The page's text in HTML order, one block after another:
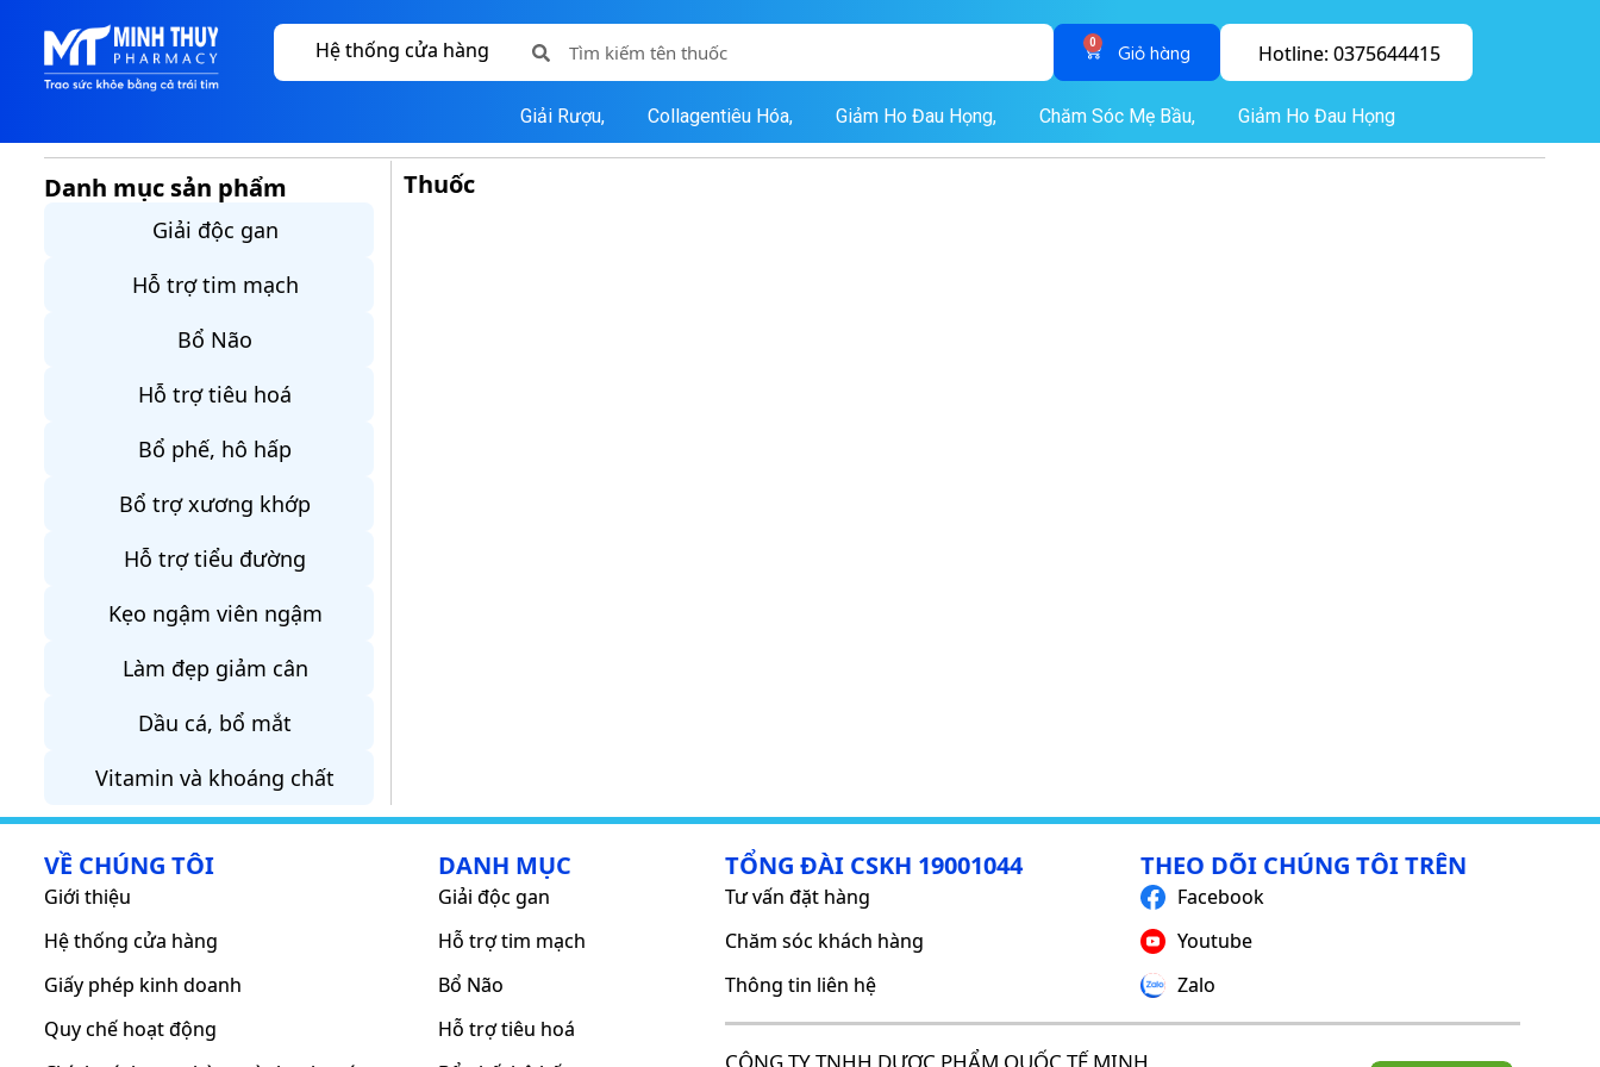
Hệ thống cửa hàng 0 Hotline: 0375644415
Giải Rượu, Collagentiêu Hóa, Giảm Ho Đau Họng, Chăm Sóc Mẹ Bầu, Giảm Ho Đau Họng
Danh mục sản phẩm
Giải độc gan
Hỗ trợ tim mạch
Bổ Não
Hỗ trợ tiêu hoá
Bổ phế, hô hấp
Bổ trợ xương khớp
Hỗ trợ tiểu đường
Kẹo ngậm viên ngậm
Làm đẹp giảm cân
Dầu cá, bổ mắt
Vitamin và khoáng chất
Thuốc
VỀ CHÚNG TÔI
Giới thiệu
Hệ thống cửa hàng
Giấy phép kinh doanh
Quy chế hoạt động
DANH MỤC
Giải độc gan
Hỗ trợ tim mạch
Bổ Não
Hỗ trợ tiêu hoá
TỔNG ĐÀI CSKH 19001044
Tư vấn đặt hàng
Chăm sóc khách hàng
Thông tin liên hệ
THEO DÕI CHÚNG TÔI TRÊN
Facebook
Youtube
Zalo